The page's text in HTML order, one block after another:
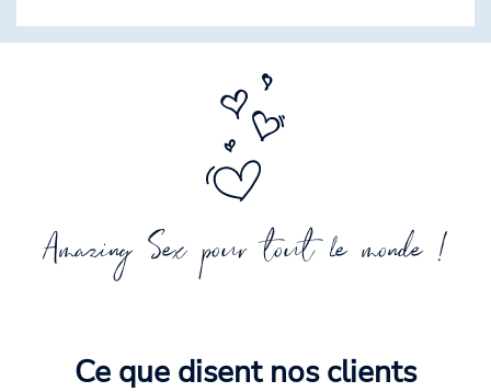
Amazing Sex pour tout le monde !
Ce que disent nos clients